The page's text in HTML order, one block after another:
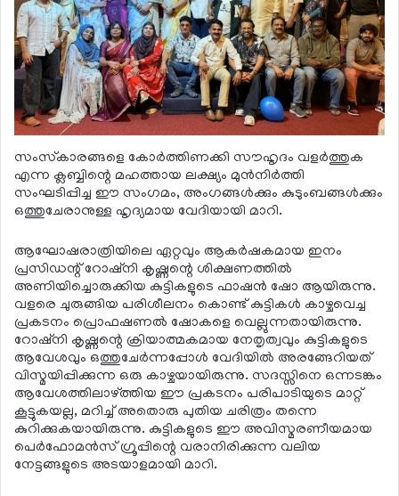
സംസ്‌കാരങ്ങളെ കോര്‍ത്തിണക്കി സൗഹൃദം വളര്‍ത്തുക
എന്ന ക്ലബ്ബിന്റെ മഹത്തായ ലക്ഷ്യം മുന്‍നിര്‍ത്തി
സംഘടിപ്പിച്ച ഈ സംഗമം, അംഗങ്ങള്‍ക്കും കുടുംബങ്ങള്‍ക്കും
ഒത്തുചേരാനുള്ള ഹൃദ്യമായ വേദിയായി മാറി.
ആഘോഷരാത്രിയിലെ ഏറ്റവും ആകര്‍ഷകമായ ഇനം
പ്രസിഡന്റ് റോഷ്നി കൃഷ്ണന്റെ ശിക്ഷണത്തില്‍
അണിയിച്ചൊരുക്കിയ കുട്ടികളുടെ ഫാഷന്‍ ഷോ ആയിരുന്നു.
വളരെ ചുരുങ്ങിയ പരിശീലനം കൊണ്ട് കുട്ടികള്‍ കാഴ്ചവെച്ച
പ്രകടനം പ്രൊഫഷണല്‍ ഷോകളെ വെല്ലുന്നതായിരുന്നു.
റോഷ്നി കൃഷ്ണന്റെ ക്രിയാത്മകമായ നേതൃത്വവും കുട്ടികളുടെ
ആവേശവും ഒത്തുചേര്‍ന്നപ്പോള്‍ വേദിയില്‍ അരങ്ങേറിയത്
വിസ്മയിപ്പിക്കുന്ന ഒരു കാഴ്ചയായിരുന്നു. സദസ്സിനെ ഒന്നടങ്കം
ആവേശത്തിലാഴ്ത്തിയ ഈ പ്രകടനം പരിപാടിയുടെ മാറ്റ്
കൂട്ടുകയല്ല, മറിച്ച് അതൊരു പുതിയ ചരിത്രം തന്നെ
കുറിക്കുകയായിരുന്നു. കുട്ടികളുടെ ഈ അവിസ്മരണീയമായ
പെര്‍ഫോമന്‍സ് ഗ്രൂപ്പിന്റെ വരാനിരിക്കുന്ന വലിയ
നേട്ടങ്ങളുടെ അടയാളമായി മാറി.